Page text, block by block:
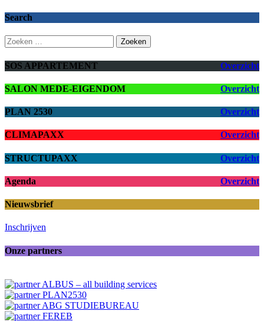
Search
Zoeken
naar:
SOS APPARTEMENT
Overzicht
SALON MEDE-EIGENDOM Overzicht
PLAN 2530 Overzicht
CLIMAPAXX Overzicht
STRUCTUPAXX Overzicht
Agenda Overzicht
Nieuwsbrief
Inschrijven
Onze partners